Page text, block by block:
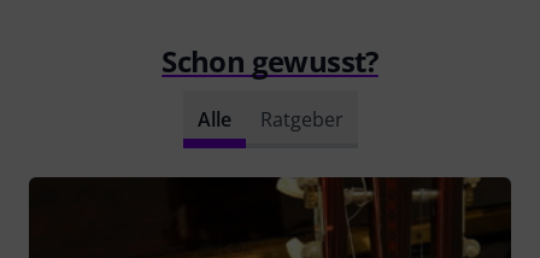
Schon gewusst?
Alle Ratgeber